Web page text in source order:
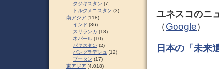
ユネスコのニ
（Google）
日本の「未来
タジキスタン (7)
トルクメニスタン (3)
南アジア (118)
インド (36)
スリランカ (18)
ネパール (10)
パキスタン (2)
バングラデシュ (12)
ブータン (17)
東アジア (4,018)